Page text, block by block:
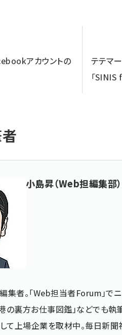
アカウントの
テテマ
「
小島昇（Web担編集部）
集者。「Web担当者Forum」で
の裏方お仕事図鑑」などでも
て上場企業を取材中。毎日新聞